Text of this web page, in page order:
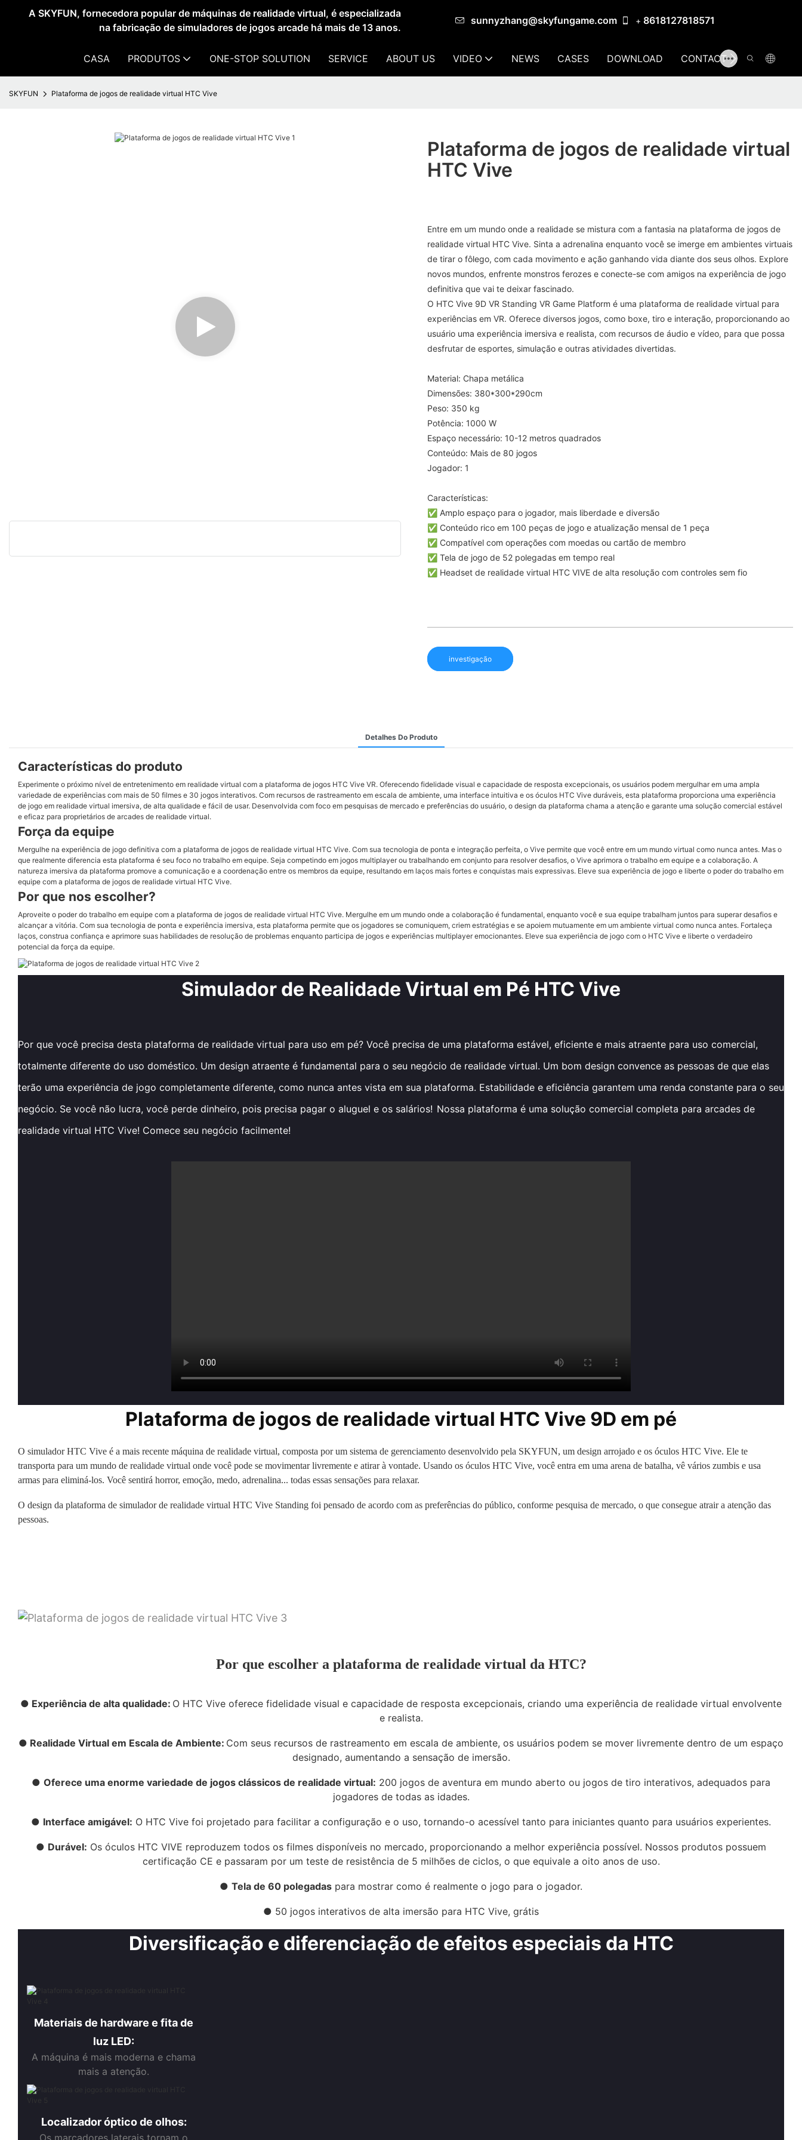
A SKYFUN, fornecedora popular de máquinas de realidade virtual, é especializada
na fabricação de simuladores de jogos arcade há mais de 13 anos.
sunnyzhang@skyfungame.com +8618127818571
CASA PRODUTOS ONE-STOP SOLUTION SERVICE ABOUT US VIDEO NEWS CASES DOWNLOAD CONTACT US
SKYFUN Plataforma de jogos de realidade virtual HTC Vive
Plataforma de jogos de realidade virtual
HTC Vive
Entre em um mundo onde a realidade se mistura com a fantasia na plataforma de jogos de
realidade virtual HTC Vive. Sinta a adrenalina enquanto você se imerge em ambientes virtuais
de tirar o fôlego, com cada movimento e ação ganhando vida diante dos seus olhos. Explore
novos mundos, enfrente monstros ferozes e conecte-se com amigos na experiência de jogo
definitiva que vai te deixar fascinado.
O HTC Vive 9D VR Standing VR Game Platform é uma plataforma de realidade virtual para
experiências em VR. Oferece diversos jogos, como boxe, tiro e interação, proporcionando ao
usuário uma experiência imersiva e realista, com recursos de áudio e vídeo, para que possa
desfrutar de esportes, simulação e outras atividades divertidas.
Material: Chapa metálica
Dimensões: 380*300*290cm
Peso: 350 kg
Potência: 1000 W
Espaço necessário: 10-12 metros quadrados
Conteúdo: Mais de 80 jogos
Jogador: 1
Características:
✅ Amplo espaço para o jogador, mais liberdade e diversão
✅ Conteúdo rico em 100 peças de jogo e atualização mensal de 1 peça
✅ Compatível com operações com moedas ou cartão de membro
✅ Tela de jogo de 52 polegadas em tempo real
✅ Headset de realidade virtual HTC VIVE de alta resolução com controles sem fio
investigação
Detalhes Do Produto
Características do produto
Experimente o próximo nível de entretenimento em realidade virtual com a plataforma de jogos HTC Vive VR. Oferecendo fidelidade visual e capacidade de resposta excepcionais, os usuários podem mergulhar em uma ampla
variedade de experiências com mais de 50 filmes e 30 jogos interativos. Com recursos de rastreamento em escala de ambiente, uma interface intuitiva e os óculos HTC Vive duráveis, esta plataforma proporciona uma experiência
de jogo em realidade virtual imersiva, de alta qualidade e fácil de usar. Desenvolvida com foco em pesquisas de mercado e preferências do usuário, o design da plataforma chama a atenção e garante uma solução comercial estável
e eficaz para proprietários de arcades de realidade virtual.
Força da equipe
Mergulhe na experiência de jogo definitiva com a plataforma de jogos de realidade virtual HTC Vive. Com sua tecnologia de ponta e integração perfeita, o Vive permite que você entre em um mundo virtual como nunca antes. Mas o
que realmente diferencia esta plataforma é seu foco no trabalho em equipe. Seja competindo em jogos multiplayer ou trabalhando em conjunto para resolver desafios, o Vive aprimora o trabalho em equipe e a colaboração. A
natureza imersiva da plataforma promove a comunicação e a coordenação entre os membros da equipe, resultando em laços mais fortes e conquistas mais expressivas. Eleve sua experiência de jogo e liberte o poder do trabalho em
equipe com a plataforma de jogos de realidade virtual HTC Vive.
Por que nos escolher?
Aproveite o poder do trabalho em equipe com a plataforma de jogos de realidade virtual HTC Vive. Mergulhe em um mundo onde a colaboração é fundamental, enquanto você e sua equipe trabalham juntos para superar desafios e
alcançar a vitória. Com sua tecnologia de ponta e experiência imersiva, esta plataforma permite que os jogadores se comuniquem, criem estratégias e se apoiem mutuamente em um ambiente virtual como nunca antes. Fortaleça
laços, construa confiança e aprimore suas habilidades de resolução de problemas enquanto participa de jogos e experiências multiplayer emocionantes. Eleve sua experiência de jogo com o HTC Vive e liberte o verdadeiro
potencial da força da equipe.
Simulador de Realidade Virtual em Pé HTC Vive
Por que você precisa desta plataforma de realidade virtual para uso em pé? Você precisa de uma plataforma estável, eficiente e mais atraente para uso comercial,
totalmente diferente do uso doméstico. Um design atraente é fundamental para o seu negócio de realidade virtual. Um bom design convence as pessoas de que elas
terão uma experiência de jogo completamente diferente, como nunca antes vista em sua plataforma. Estabilidade e eficiência garantem uma renda constante para o seu
negócio. Se você não lucra, você perde dinheiro, pois precisa pagar o aluguel e os salários! Nossa plataforma é uma solução comercial completa para arcades de
realidade virtual HTC Vive! Comece seu negócio facilmente!
Plataforma de jogos de realidade virtual HTC Vive 9D em pé
O simulador HTC Vive é a mais recente máquina de realidade virtual, composta por um sistema de gerenciamento desenvolvido pela SKYFUN, um design arrojado e os óculos HTC Vive. Ele te
transporta para um mundo de realidade virtual onde você pode se movimentar livremente e atirar à vontade. Usando os óculos HTC Vive, você entra em uma arena de batalha, vê vários zumbis e usa
armas para eliminá-los. Você sentirá horror, emoção, medo, adrenalina... todas essas sensações para relaxar.
O design da plataforma de simulador de realidade virtual HTC Vive Standing foi pensado de acordo com as preferências do público, conforme pesquisa de mercado, o que consegue atrair a atenção das
pessoas.
Por que escolher a plataforma de realidade virtual da HTC?
● Experiência de alta qualidade: O HTC Vive oferece fidelidade visual e capacidade de resposta excepcionais, criando uma experiência de realidade virtual envolvente
e realista.
● Realidade Virtual em Escala de Ambiente: Com seus recursos de rastreamento em escala de ambiente, os usuários podem se mover livremente dentro de um espaço
designado, aumentando a sensação de imersão.
● Oferece uma enorme variedade de jogos clássicos de realidade virtual: 200 jogos de aventura em mundo aberto ou jogos de tiro interativos, adequados para
jogadores de todas as idades.
● Interface amigável: O HTC Vive foi projetado para facilitar a configuração e o uso, tornando-o acessível tanto para iniciantes quanto para usuários experientes.
● Durável: Os óculos HTC VIVE reproduzem todos os filmes disponíveis no mercado, proporcionando a melhor experiência possível. Nossos produtos possuem
certificação CE e passaram por um teste de resistência de 5 milhões de ciclos, o que equivale a oito anos de uso.
● Tela de 60 polegadas para mostrar como é realmente o jogo para o jogador.
● 50 jogos interativos de alta imersão para HTC Vive, grátis
Diversificação e diferenciação de efeitos especiais da HTC
Materiais de hardware e fita de
luz LED:
A máquina é mais moderna e chama
mais a atenção.
Localizador óptico de olhos: